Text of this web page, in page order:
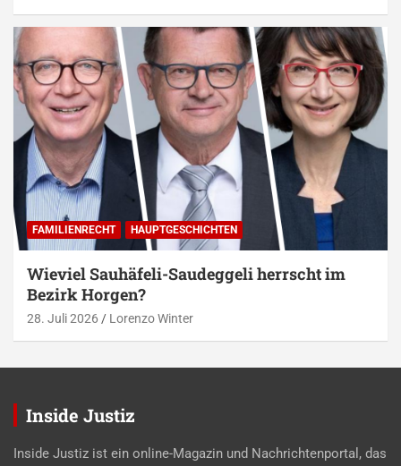
FAMILIENRECHT HAUPTGESCHICHTEN
Wieviel Sauhäfeli-Saudeggeli herrscht im
Bezirk Horgen?
28. Juli 2026 Lorenzo Winter
Inside Justiz
Inside Justiz ist ein online-Magazin und Nachrichtenportal, das